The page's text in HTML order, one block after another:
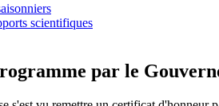
scientifiques
par le